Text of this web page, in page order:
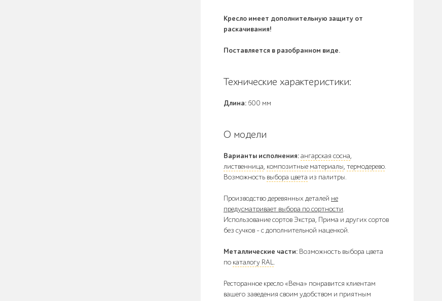
Кресло имеет дополнительную защиту от
раскачивания!
Поставляется в разобранном виде.
Технические характеристики:
Длина: 600 мм
О модели
Варианты исполнения:ангарская сосна,
лиственница, композитные материалы, термодерево.
Возможность выбора цвета из палитры.
Производство деревянных деталей не
предусматривает выбора по сортности.
Использование сортов Экстра, Прима и других сортов
без сучков - с дополнительной наценкой.
Металлические части: Возможность выбора цвета
по каталогу RAL.
Ресторанное кресло «Вена» понравится клиентам
вашего заведения своим удобством и приятным